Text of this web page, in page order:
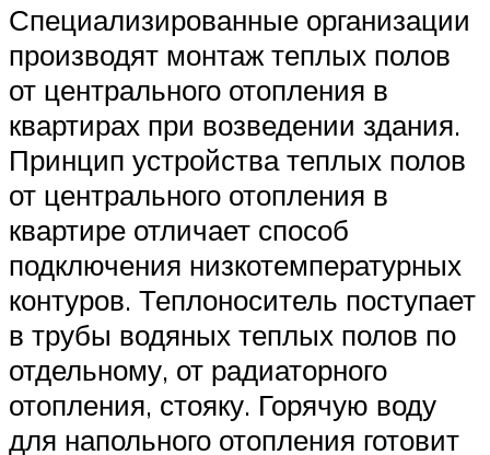
Специализированные организации
производят монтаж теплых полов
от центрального отопления в
квартирах при возведении здания.
Принцип устройства теплых полов
от центрального отопления в
квартире отличает способ
подключения низкотемпературных
контуров. Теплоноситель поступает
в трубы водяных теплых полов по
отдельному, от радиаторного
отопления, стояку. Горячую воду
для напольного отопления готовит